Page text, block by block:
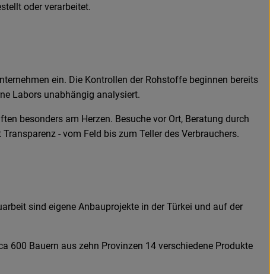
oder verarbeitet.
ein. Die Kontrollen der Rohstoffe beginnen bereits
Labors unabhängig analysiert.
besonders am Herzen. Besuche vor Ort, Beratung durch
- vom Feld bis zum Teller des Verbrauchers.
sind eigene Anbauprojekte in der Türkei und auf der
600 Bauern aus zehn Provinzen 14 verschiedene Produkte